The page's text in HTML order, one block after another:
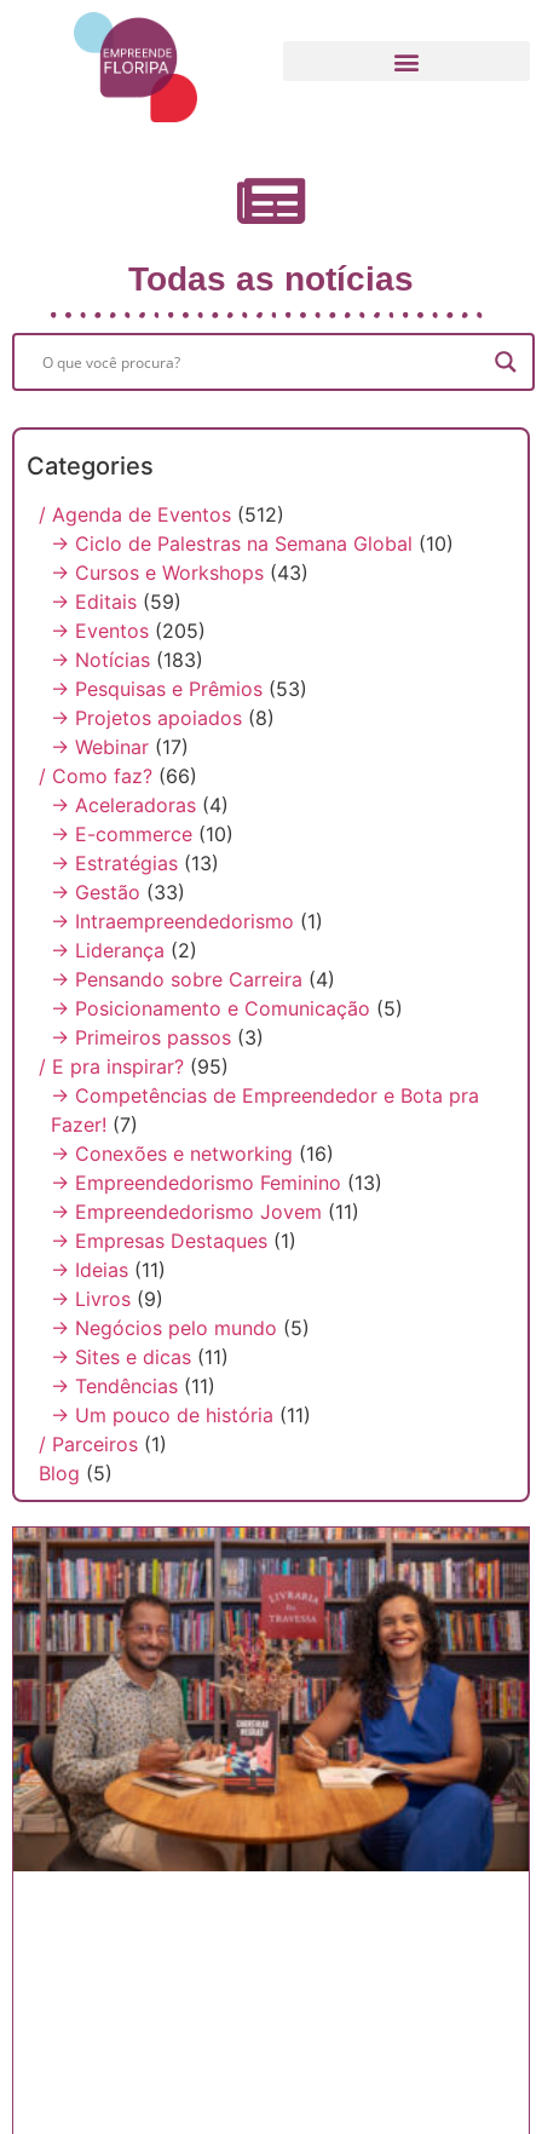
Todas as notícias
Categories
/ Agenda de Eventos (512)
→ Ciclo de Palestras na Semana Global (10)
→ Cursos e Workshops (43)
→ Editais (59)
→ Eventos (205)
→ Notícias (183)
→ Pesquisas e Prêmios (53)
→ Projetos apoiados (8)
→ Webinar (17)
/ Como faz? (66)
→ Aceleradoras (4)
→ E-commerce (10)
→ Estratégias (13)
→ Gestão (33)
→ Intraempreendedorismo (1)
→ Liderança (2)
→ Pensando sobre Carreira (4)
→ Posicionamento e Comunicação (5)
→ Primeiros passos (3)
/ E pra inspirar? (95)
→ Competências de Empreendedor e Bota pra
Fazer! (7)
→ Conexões e networking (16)
→ Empreendedorismo Feminino (13)
→ Empreendedorismo Jovem (11)
→ Empresas Destaques (1)
→ Ideias (11)
→ Livros (9)
→ Negócios pelo mundo (5)
→ Sites e dicas (11)
→ Tendências (11)
→ Um pouco de história (11)
/ Parceiros (1)
Blog (5)